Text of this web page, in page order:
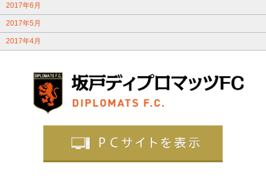
2017年6月
2017年5月
2017年4月